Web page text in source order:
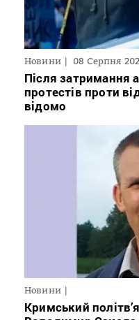
Новини 08 Серпня
Після затримання
протестів проти
відомо
Новини
Кримський